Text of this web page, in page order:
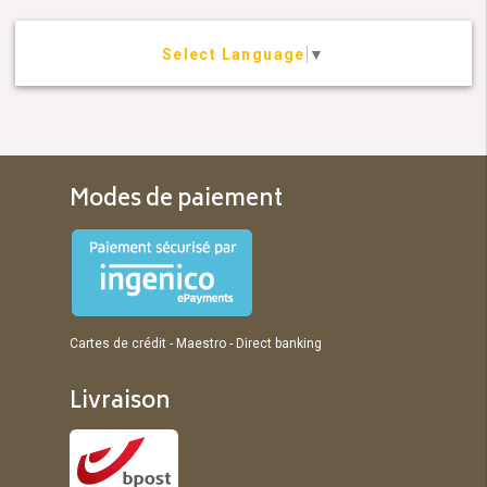
Select Language ▼
Modes de paiement
Cartes de crédit - Maestro - Direct banking
Livraison